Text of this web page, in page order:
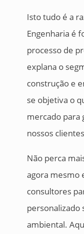
Isto tudo é a
Engenharia é
processo de
explana o
construção e
se objetiva o
mercado para
nossos clientes
Não perca
agora mesmo
consultores
personalizado
ambiental.